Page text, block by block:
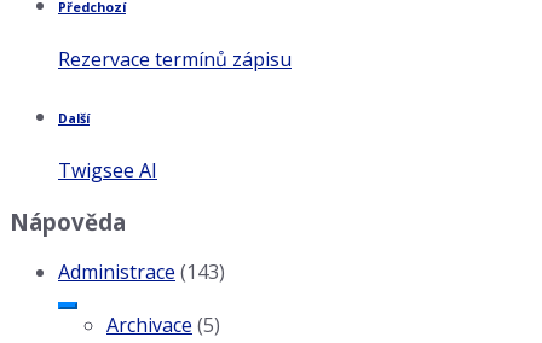
Předchozí
Rezervace termínů zápisu
Další
Twigsee AI
Nápověda
Administrace (143)
Archivace (5)